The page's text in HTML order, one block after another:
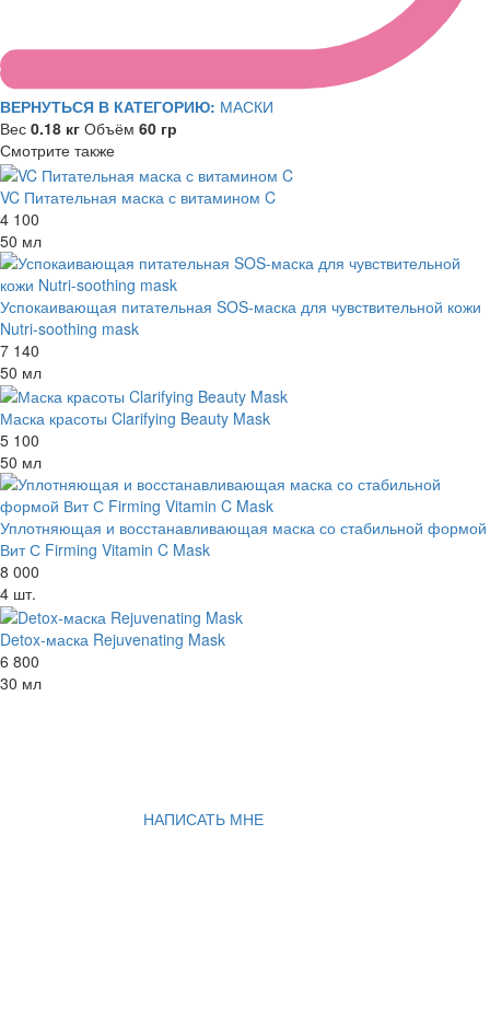
ВЕРНУТЬСЯ В КАТЕГОРИЮ: МАСКИ
Вес 0.18 кг Объём 60 гр
Смотрите также
VC Питательная маска с витамином C
4 100
50 мл
Успокаивающая питательная SOS-маска для чувствительной кожи
Nutri-soothing mask
7 140
50 мл
Маска красоты Clarifying Beauty Mask
5 100
50 мл
Уплотняющая и восстанавливающая маска со стабильной формой
Вит С Firming Vitamin C Mask
8 000
4 шт.
Detox-маска Rejuvenating Mask
6 800
30 мл
НАПИСАТЬ МНЕ